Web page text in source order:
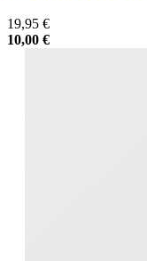
19,95 €
10,00 €